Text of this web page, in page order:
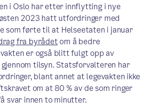
i Oslo har etter innflytting i nye
2023 hatt utfordringer med
som førte til at Helseetaten i januar
fra byrådetom å bedre
er også blitt fulgt opp av
tilsyn. Statsforvalteren har
blant annet at legevakten ikke
om at 80 % av de som ringer
svar innen to minutter.